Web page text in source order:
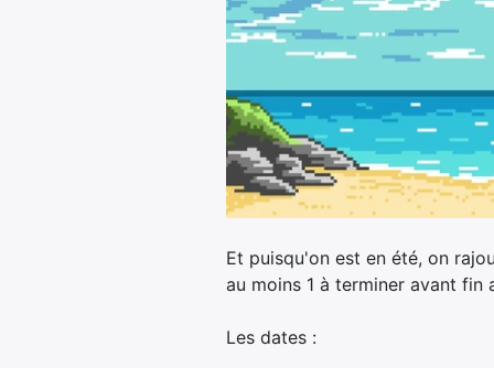
Et puisqu'on est en été, on
au moins 1 à terminer avant fin
Les dates :